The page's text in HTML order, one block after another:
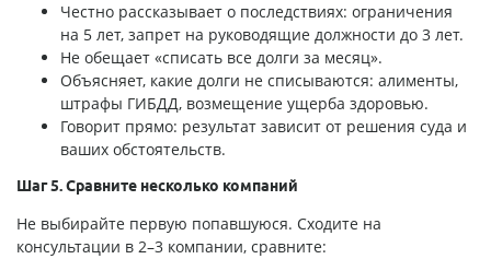
Честно рассказывает о последствиях: ограничения
на 5 лет, запрет на руководящие должности до 3 лет.
Не обещает «списать все долги за месяц».
Объясняет, какие долги не списываются: алименты,
штрафы ГИБДД, возмещение ущерба здоровью.
Говорит прямо: результат зависит от решения суда и
ваших обстоятельств.
Шаг 5. Сравните несколько компаний
Не выбирайте первую попавшуюся. Сходите на
консультации в 2–3 компании, сравните: